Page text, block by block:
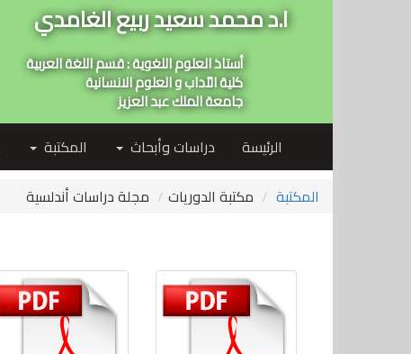
ا.د محمد سعيد ربيع الغامدي
أستاذ العلوم اللغوية : قسم اللغة العربية
كلية الاّداب و العلوم الانسانية
جامعة الملك عبد العزيز
المكتبة دراسات وأبحاث
الرئيسة
المكتبة
مكتبة الدوريات مجلة دراسات أندلسية